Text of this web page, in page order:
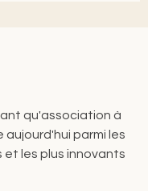
qu'association à
parmi les
et les plus innovants